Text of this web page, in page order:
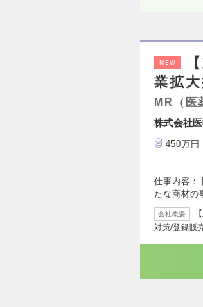
NEW
業拡
MR（医
株式会社
450万円
仕事内容：
たな商材の
会社概要
対策/登録販